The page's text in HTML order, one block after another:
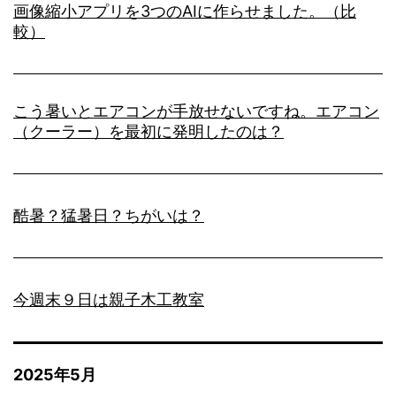
画像縮小アプリを3つのAIに作らせました。（比
較）
こう暑いとエアコンが手放せないですね。エアコン
（クーラー）を最初に発明したのは？
酷暑？猛暑日？ちがいは？
今週末９日は親子木工教室
2025年5月